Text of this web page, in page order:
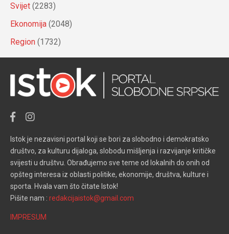
Svijet (2283)
Ekonomija (2048)
Region (1732)
Istok je nezavisni portal koji se bori za slobodno i demokratsko
društvo, za kulturu dijaloga, slobodu mišljenja i razvijanje kritičke
svijesti u društvu. Obrađujemo sve teme od lokalnih do onih od
opšteg interesa iz oblasti politike, ekonomije, društva, kulture i
sporta. Hvala vam što čitate Istok!
Pišite nam : redakcijaistok@gmail.com
IMPRESUM